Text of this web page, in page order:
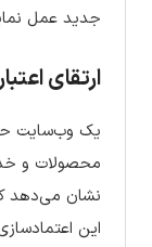
جدید عمل
ارتقای
یک وب‌سایت
محصولات و
نشان می‌دهد
این